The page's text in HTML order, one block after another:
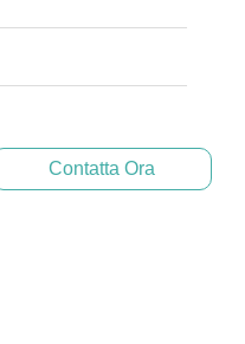
Contatta Ora